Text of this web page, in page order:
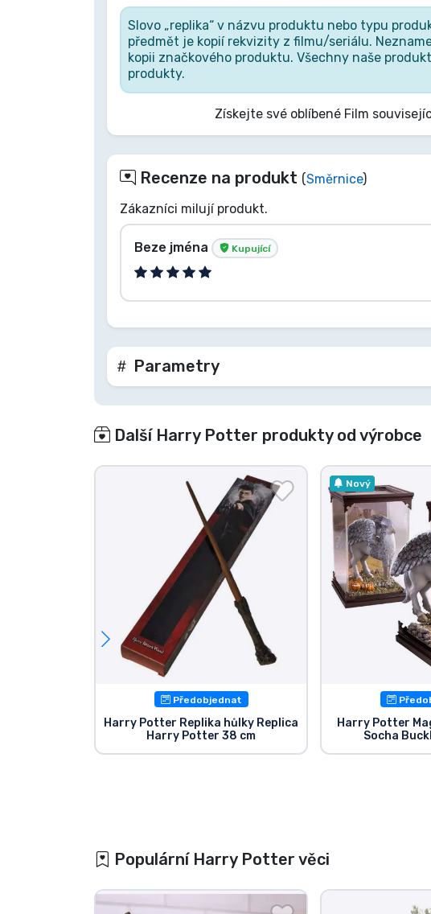
Slovo „replika“ v názvu produktu nebo typu
předmět je kopií rekvizity z filmu/seriálu.
kopii značkového produktu. Všechny naše
produkty.
Získejte své oblíbené Film
Recenze na produkt (Směrnice)
Zákazníci milují produkt.
Beze jména Kupující
Parametry
Další Harry Potter produkty od výrobce
Předobjednat
Harry Potter Replika hůlky Replica
Harry Potter 38 cm
Nový
Harry Potter
Socha
Populární Harry Potter věci